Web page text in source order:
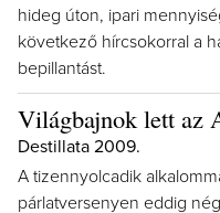
hideg úton, ipari
következő hírcsokorral a
bepillantást.
Világbajnok lett az
Destillata 2009.
A tizennyolcadik
párlatversenyen eddig